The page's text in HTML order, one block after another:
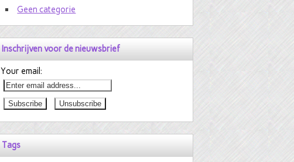
Geen categorie
Inschrijven voor de nieuwsbrief
Your email:
Tags